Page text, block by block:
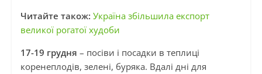
Читайте також: Україна збільшила експорт
великої рогатої худоби
17-19 грудня – посіви і посадки в теплиці
коренеплодів, зелені, буряка. Вдалі дні для